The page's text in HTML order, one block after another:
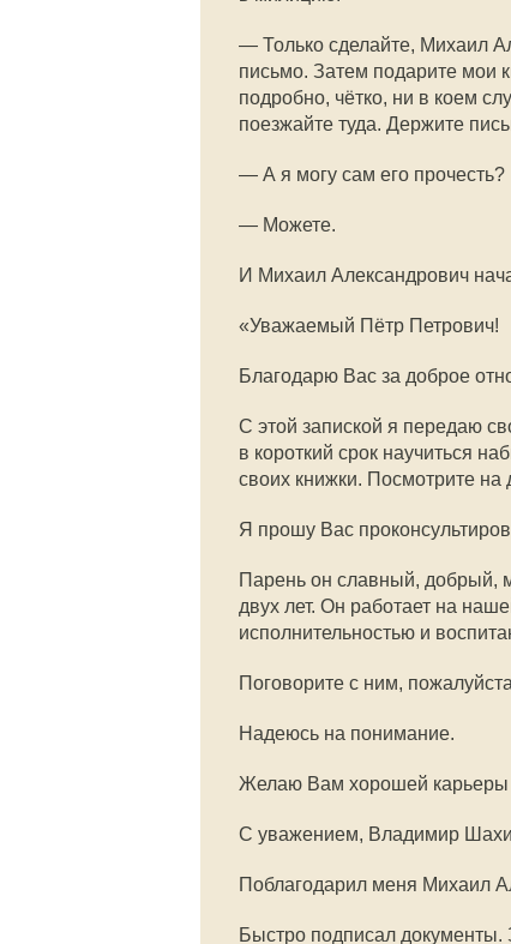
— Только сделайте, Михаил
письмо. Затем подарите мои
подробно, чётко, ни в коем
поезжайте туда. Держите
— А я могу сам его прочесть?
— Можете.
И Михаил Александрович
«Уважаемый Пётр Петрович!
Благодарю Вас за доброе
С этой запиской я передаю
в короткий срок научиться
своих книжки. Посмотрите на
Я прошу Вас
Парень он славный, добрый,
двух лет. Он работает на
исполнительностью и
Поговорите с ним,
Надеюсь на понимание.
Желаю Вам хорошей карьеры
С уважением, Владимир
Поблагодарил меня Михаил
Быстро подписал документы.